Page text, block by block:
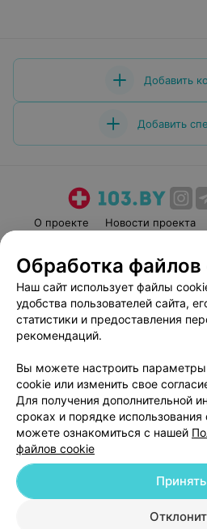
Добавить
Добавить
О проекте Новости проекта
Пользовательское
Вакансии
Написать
Обработка
© 2026 ООО «Артокс Лаб», УНП 191700409
г. Минск, улица Толбухина, 2,
Обработка
Наш сайт использует файлы
удобства пользователей сайта,
статистики и предоставления
рекомендаций.
Вы можете настроить параметры
cookie или изменить свое
Для получения дополнительной
сроках и порядке
можете ознакомиться с нашей
файлов cookie
Принять